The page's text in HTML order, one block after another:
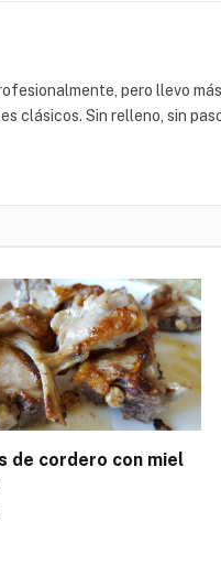
pero llevo
clásicos. Sin relleno, sin
de cordero con miel